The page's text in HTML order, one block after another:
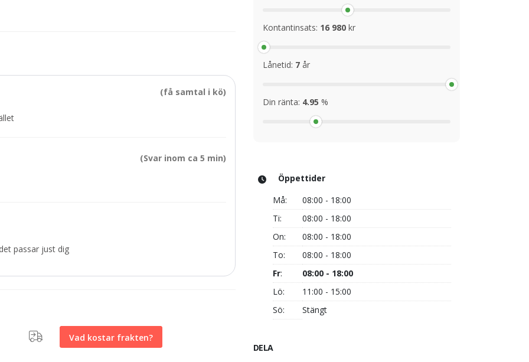
(få samtal i kö)
(Svar inom ca 5 min)
passar just dig
Vad kostar frakten?
Kontantinsats: 16 980 kr
Lånetid: 7 år
Din ränta: 4.95 %
Öppettider
Må:
08:00 - 18:00
Ti:
08:00 - 18:00
On:
08:00 - 18:00
To:
08:00 - 18:00
Fr:
08:00 - 18:00
Lö:
11:00 - 15:00
Sö:
Stängt
DELA